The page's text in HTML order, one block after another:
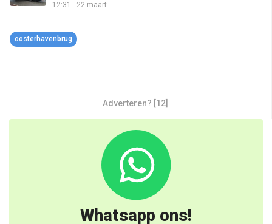
aan diggelen
12:31 - 22 maart
oosterhavenbrug
Adverteren? [12]
Whatsapp ons!